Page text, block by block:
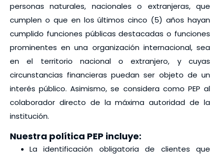
personas naturales, nacionales o extranjeras, que
cumplen o que en los últimos cinco (5) años hayan
cumplido funciones públicas destacadas o funciones
prominentes en una organización internacional, sea
en el territorio nacional o extranjero, y cuyas
circunstancias financieras puedan ser objeto de un
interés público. Asimismo, se considera como PEP al
colaborador directo de la máxima autoridad de la
institución.
Nuestra política PEP incluye:
La identificación obligatoria de clientes que